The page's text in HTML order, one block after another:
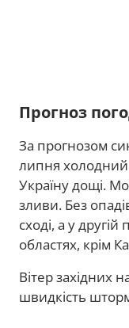
Прогноз
За прогнозом
липня
Україну дощі.
зливи. Без
сході, а у
областях, крім
Вітер західних
швидкість